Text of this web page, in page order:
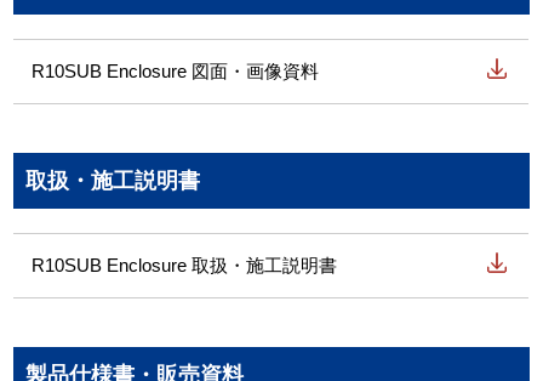
R10SUB Enclosure 図面・画像資料
取扱・施工説明書
R10SUB Enclosure 取扱・施工説明書
製品仕様書・販売資料